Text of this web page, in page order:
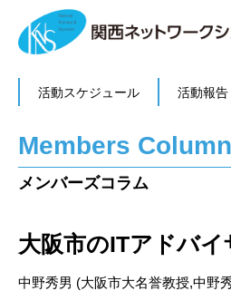
活動スケジュール 活動報告
Members Column
メンバーズコラム
大阪市のITアドバイ
中野秀男 (大阪市大名誉教授,中野